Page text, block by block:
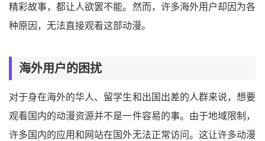
精彩故事，都让人欲罢不能。然而，许多海外用户却因为各
种原因，无法直接观看这部动漫。
海外用户的困扰
对于身在海外的华人、留学生和出国出差的人群来说，想要
观看国内的动漫资源并不是一件容易的事。由于地域限制，
许多国内的应用和网站在国外无法正常访问。这让许多动漫